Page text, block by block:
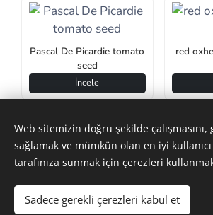
Pascal De Picardie tomato
seed
İncele
red
Çerezler
Web sitemizin doğru şekilde
sağlamak ve mümkün olan en iyi
tarafınıza sunmak için çerezleri
Sadece gerekli çerezleri kabul et